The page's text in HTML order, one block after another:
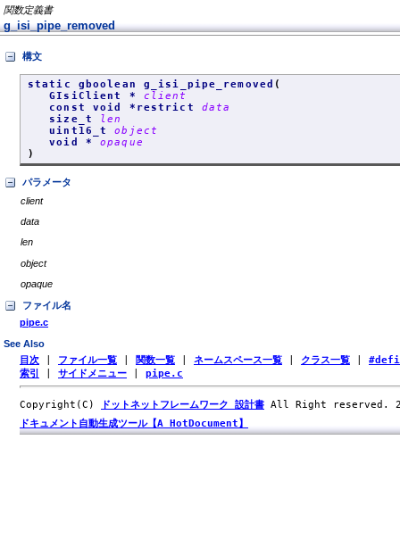
関数定義書
g_isi_pipe_removed
構文
static gboolean g_isi_pipe_removed (
GIsiClient * client
const void *restrict data
size_t
len
uint16_tobject
void *opaque
)
パラメータ
client
data
len
object
opaque
ファイル名
pipe.c
See Also
目次 ファイル一覧 関数一覧 ネームスペース一覧 クラス一覧
索引
サイドメニュー pipe.c
Copyright(C) ドットネットフレームワーク 設計書 All Right reserved.
ドキュメント自動生成ツール【A HotDocument】